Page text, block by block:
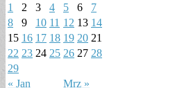
« Jan Mrz »
1 2 3 4 5 6
7
8
9 10 11 12 13 14
15 16 17 18 19 20 21
22 23 24 25 26 27 28
29